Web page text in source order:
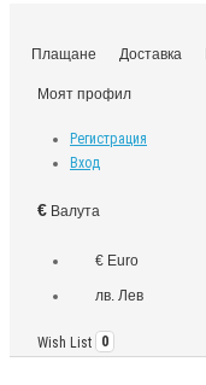
Плащане Доставка
Моят профил
Регистрация
Вход
€ Валута
€ Euro
лв. Лев
Wish List 0